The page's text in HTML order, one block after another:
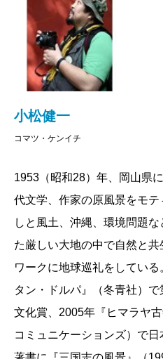
小松健一
コマツ・ケンイチ
1953（昭和28）年、岡山県
代文学、作家の原風景をモ
しと風土、沖縄、環境問題
た厳しい大地の中で自然と
ワークに地球巡礼をしてい
タン・ドルパ』（冬青社）
文化賞、2005年『ヒマラヤ
コミュニケーションズ）で日